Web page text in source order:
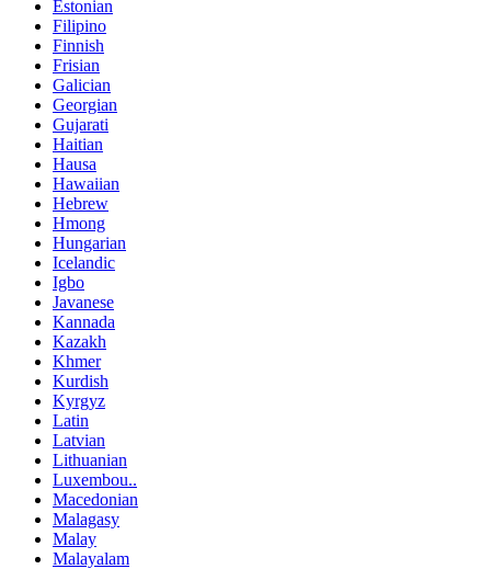
Estonian
Filipino
Finnish
Frisian
Galician
Georgian
Gujarati
Haitian
Hausa
Hawaiian
Hebrew
Hmong
Hungarian
Icelandic
Igbo
Javanese
Kannada
Kazakh
Khmer
Kurdish
Kyrgyz
Latin
Latvian
Lithuanian
Luxembou..
Macedonian
Malagasy
Malay
Malayalam